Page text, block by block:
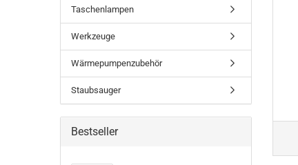
Taschenlampen
Werkzeuge
Wärmepumpenzubehör
Staubsauger
Bestseller